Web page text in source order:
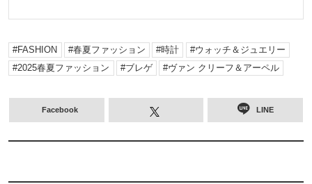
FASHION 春夏ファッション 時計
ウォッチ＆ジュエリー
2025春夏ファッション
ブレゲ ヴァン クリーフ＆アーペル
Facebook LINE